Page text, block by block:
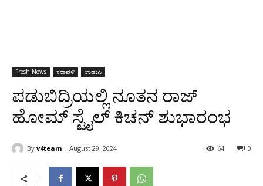
Fresh News ಕರಾವಳಿ ಉಡುಪಿ
ಪಡುಬಿದ್ರಿಯಲ್ಲಿ ನೂತನ ರಾಜ್
ಹೋಮ್ ಸ್ಟೈಲ್ ಕಿಚನ್ ಶುಭಾರಂಭ
By v4team August 29, 2024 0
64